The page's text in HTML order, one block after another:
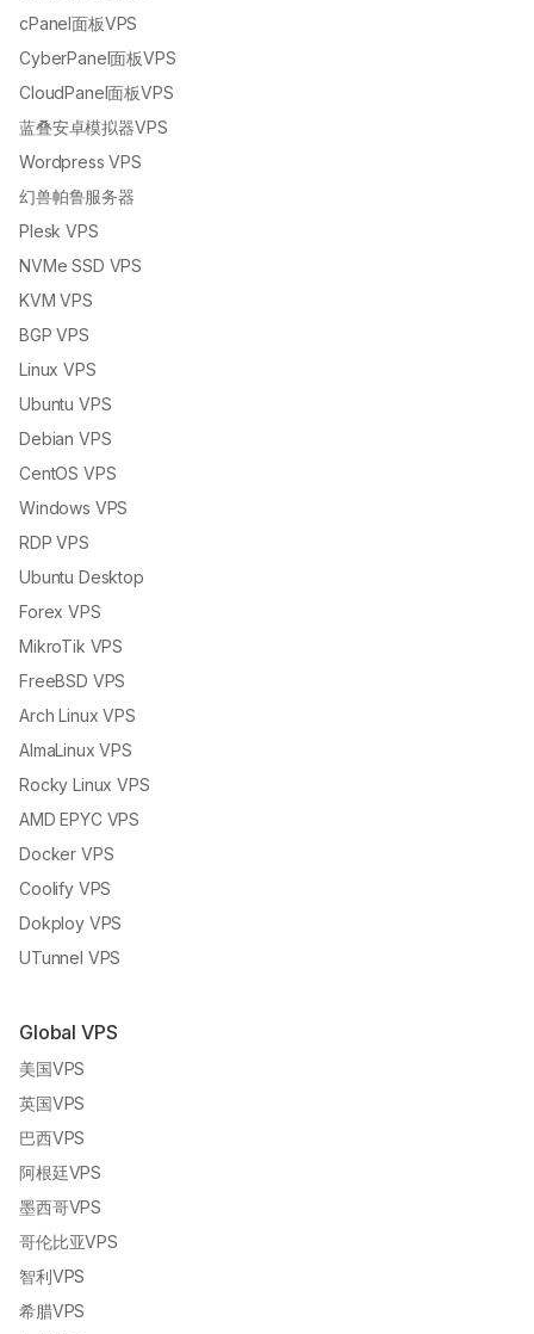
cPanel面板VPS
CyberPanel面板VPS
CloudPanel面板VPS
蓝叠安卓模拟器VPS
Wordpress VPS
幻兽帕鲁服务器
Plesk VPS
NVMe SSD VPS
KVM VPS
BGP VPS
Linux VPS
Ubuntu VPS
Debian VPS
CentOS VPS
Windows VPS
RDP VPS
Ubuntu Desktop
Forex VPS
MikroTik VPS
FreeBSD VPS
Arch Linux VPS
AlmaLinux VPS
Rocky Linux VPS
AMD EPYC VPS
Docker VPS
Coolify VPS
Dokploy VPS
UTunnel VPS
Global VPS
美国VPS
英国VPS
巴西VPS
阿根廷VPS
墨西哥VPS
哥伦比亚VPS
智利VPS
希腊VPS